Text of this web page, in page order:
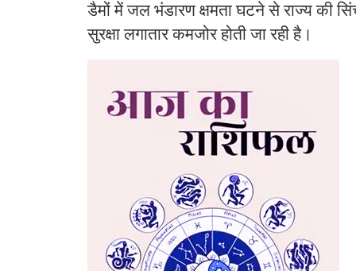
डैमों में जल भंडारण क्षमता घटने से राज्य की
सुरक्षा लगातार कमजोर होती जा रही है।